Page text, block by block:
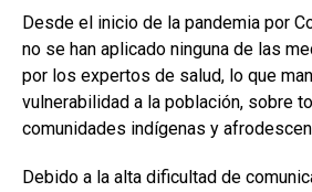
Desde el inicio de la pandemia por
no se han aplicado ninguna de las
por los expertos de salud, lo que
vulnerabilidad a la población, sobre
comunidades indígenas y
Debido a la alta dificultad de